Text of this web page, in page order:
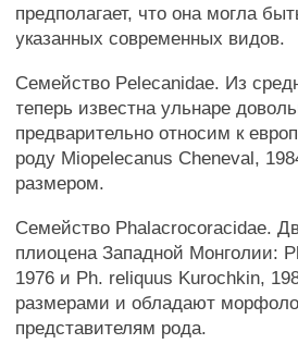
предполагает, что она могла
указанных современных видов.
Семейство Pelecanidae. Из
теперь известна ульнаре
предварительно относим к
роду Miopelecanus Cheneval,
размером.
Семейство Phalacrocoracidae.
плиоцена Западной Монголии:
1976 и Ph. reliquus Kurochkin,
размерами и обладают
представителям рода.